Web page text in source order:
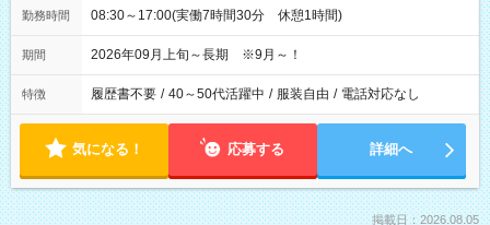
勤務時間 08:30～17:00(実働7時間30分 休憩1時間)
期間 2026年09月上旬～長期 ※9月～！
特徴 履歴書不要 / 40～50代活躍中 / 服装自由 / 電話対応なし
気になる！ 応募する 詳細へ
掲載日：2026.08.05